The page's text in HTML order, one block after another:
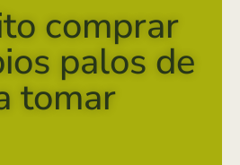
comprar
palos de
tomar